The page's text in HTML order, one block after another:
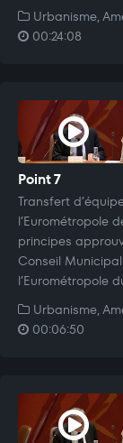
Urbanisme,
00:24:08
Point 7
Transfert
l’Eurométropole
principes
Conseil
l’Eurométropole
Urbanisme,
00:06:50